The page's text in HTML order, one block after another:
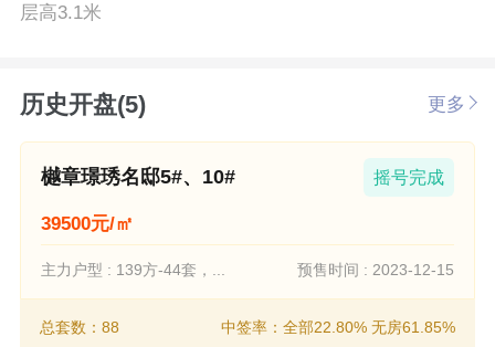
层高3.1米
历史开盘(5) 更多
樾章璟琇名邸5#、10# 摇号完成
39500元/㎡
主力户型 : 139方-44套，... 预售时间 : 2023-12-15
总套数：88 中签率：全部22.80% 无房61.85%